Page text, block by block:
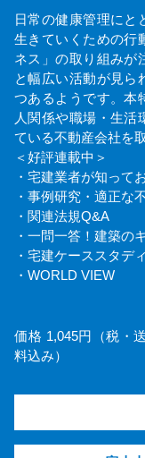
日常の健康管理にと
生きていくための行
ネス」の取り組みが
と幅広い活動が見ら
つあるようです。本
人関係や職場・生活
ている不動産会社を
＜好評連載中＞
・宅建業者が知って
・事例研究・適正な
・関連法規Q&A
・一問一答！建築の
・宅建ケーススタ
・WORLD VIEW
価格 1,045円（税・
料込み）